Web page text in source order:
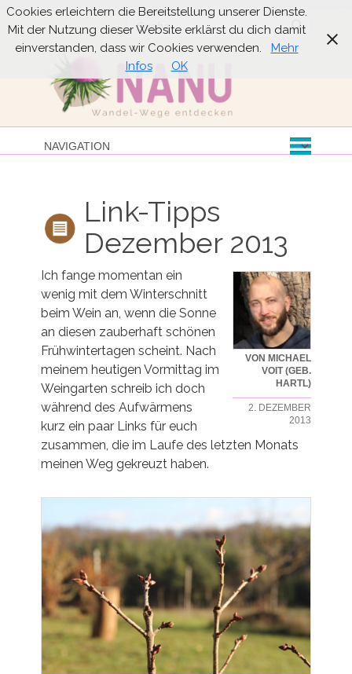
Suche
Link-Tipps
Dezember 2013
VON MICHAEL
VOIT (GEB.
HARTL)
2. DEZEMBER
2013
Ich fange momentan ein
wenig mit dem Winterschnitt
beim Wein an, wenn die Sonne
an diesen zauberhaft schönen
Frühwintertagen scheint. Nach
meinem heutigen Vormittag im
Weingarten schreib ich doch
während des Aufwärmens
kurz ein paar Links für euch
zusammen, die im Laufe des letzten Monats
meinen Weg gekreuzt haben.
Cookies erleichtern die Bereitstellung unserer Dienste.
Mit der Nutzung dieser Website erklärst du dich damit
einverstanden, dass wir Cookies verwenden.
Mehr
Infos
OK